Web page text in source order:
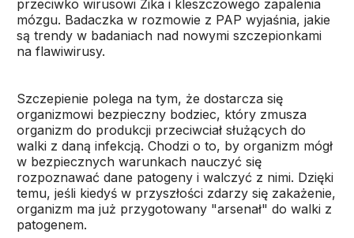
przeciwko wirusowi Zika i kleszczowego zapalenia
mózgu. Badaczka w rozmowie z PAP wyjaśnia, jakie
są trendy w badaniach nad nowymi szczepionkami
na flawiwirusy.
Szczepienie polega na tym, że dostarcza się
organizmowi bezpieczny bodziec, który zmusza
organizm do produkcji przeciwciał służących do
walki z daną infekcją. Chodzi o to, by organizm mógł
w bezpiecznych warunkach nauczyć się
rozpoznawać dane patogeny i walczyć z nimi. Dzięki
temu, jeśli kiedyś w przyszłości zdarzy się zakażenie,
organizm ma już przygotowany "arsenał" do walki z
patogenem.